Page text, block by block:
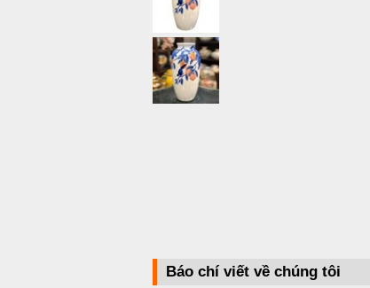
Báo chí viết về chúng tôi